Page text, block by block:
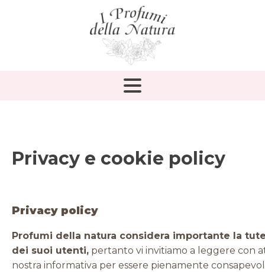
Privacy e cookie policy
Privacy policy
Profumi della natura considera importante la
dei suoi utenti, pertanto vi invitiamo a leggere con
nostra informativa per essere pienamente